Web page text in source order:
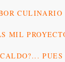
CULINARIO
MIL